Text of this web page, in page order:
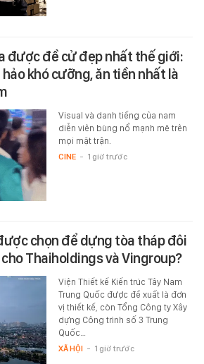
được đề cử đẹp nhất thế giới:
khó cưỡng, ăn tiền nhất là
Visual và danh tiếng của nam
diễn viên bùng nổ mạnh mẽ trên
mọi mặt trận.
CINE - 1 giờ trước
chọn để dựng tòa tháp đôi
Thaiholdings và Vingroup?
Viện Thiết kế Kiến trúc Tây Nam
Trung Quốc được đề xuất là đơn
vị thiết kế, còn Tổng Công ty Xây
dựng Công trình số 3 Trung
Quốc…
XÃ HỘI - 1 giờ trước